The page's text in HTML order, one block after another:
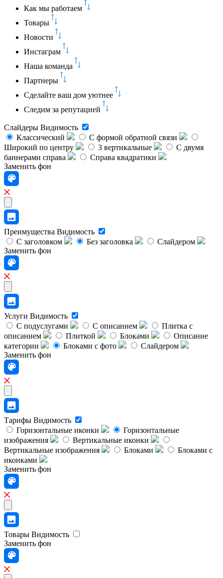
Как мы работаем
Товары
Новости
Инстаграм
Наша команда
Партнеры
Сделайте ваш дом уютнее
Следим за репутацией
Слайдеры Видимость
Классический
C формой обратной связи
Широкий по центру
3 вертикальные
С двумя
баннерами справа
Справа квадратики
Заменить фон
Преимущества Видимость
С заголовком
Без заголовка
Слайдером
Заменить фон
Услуги Видимость
С подуслугами
С описанием
Плитка с
описанием
Плиткой Блоками
Описание
категории
Блоками с фото
Слайдером
Заменить фон
Тарифы Видимость
Горизонтальные иконки
Горизонтальные
изображения
Вертикальные иконки
Вертикальные изображения
Блоками
Блоками с
иконками
Заменить фон
Товары Видимость
Заменить фон